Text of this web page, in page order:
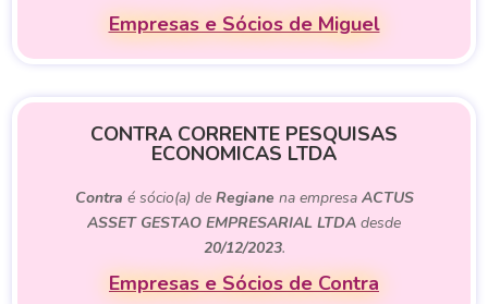
Empresas e Sócios de Miguel
CONTRA CORRENTE PESQUISAS
ECONOMICAS LTDA
Contra é sócio(a) de Regiane na empresa ACTUS
ASSET GESTAO EMPRESARIAL LTDA desde
20/12/2023.
Empresas e Sócios de Contra